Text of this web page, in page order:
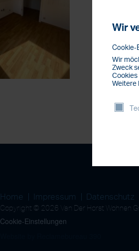
Home Impressum Datenschutz
Copyright © 2026 Van Der Horst Wohnen
Cookie-Einstellungen
Wir
Cookie-
Wir
Zweck
Cookies
Weitere